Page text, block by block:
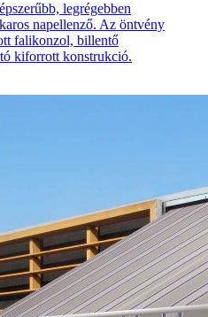
legrégebben
napellenző. Az öntvény
falikonzol, billentő
kiforrott konstrukció.